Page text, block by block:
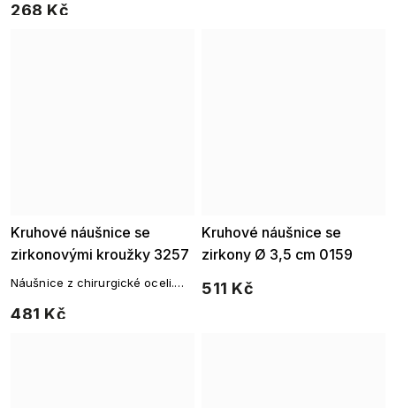
268 Kč
dokonalý lesk každý den.
Kruhové náušnice se
zirkonovými kroužky 3257
481 Kč
Náušnice z chirurgické oceli.
třemi přívěsky kruhového tvaru,
Kruhové náušnice se
zirkony Ø 3,5 cm 0159
511 Kč